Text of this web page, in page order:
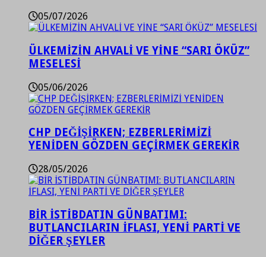
05/07/2026
ÜLKEMİZİN AHVALİ VE YİNE “SARI ÖKÜZ”
MESELESİ
05/06/2026
CHP DEĞİŞİRKEN; EZBERLERİMİZİ
YENİDEN GÖZDEN GEÇİRMEK GEREKİR
28/05/2026
BİR İSTİBDATIN GÜNBATIMI:
BUTLANCILARIN İFLASI, YENİ PARTİ VE
DİĞER ŞEYLER